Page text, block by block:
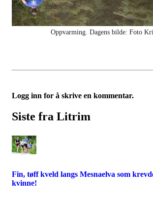
Oppvarming. Dagens bilde: Foto
Logg inn for å skrive en kommentar.
Siste fra Litrim
Fin, tøff kveld langs Mesnaelva som
kvinne!